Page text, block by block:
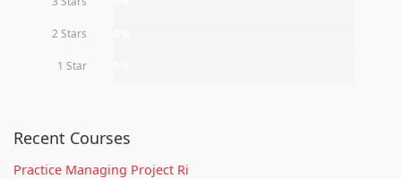
2 Stars
1 Star
Recent Courses
Practice Managing Project Ri